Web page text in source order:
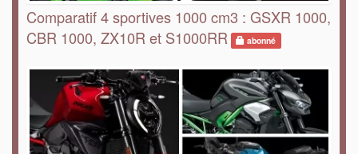
Comparatif 4 sportives 1000 cm3 : GSXR 1000,
CBR 1000, ZX10R et S1000RR
abonné